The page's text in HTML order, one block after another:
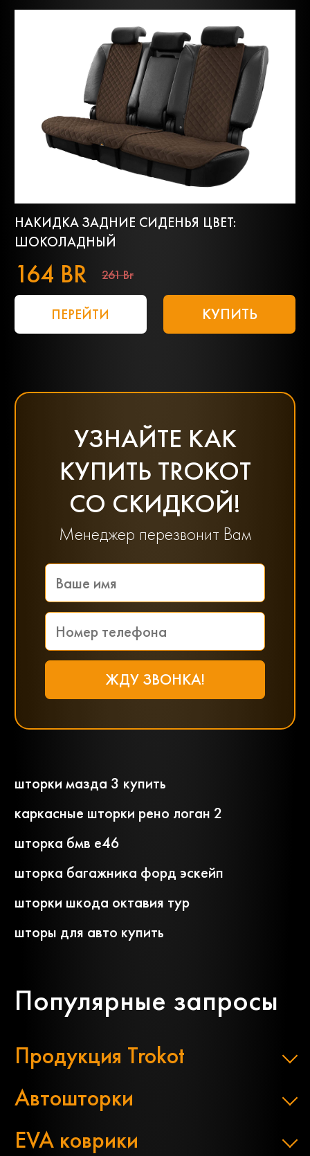
НАКИДКА ЗАДНИЕ СИДЕНЬЯ ЦВЕТ:
ШОКОЛАДНЫЙ
164 BR 261 Br
ПЕРЕЙТИ КУПИТЬ
Популярные запросы
Продукция Trokot
Автошторки
EVA коврики
УЗНАЙТЕ КАК
КУПИТЬ TROKOT
СО СКИДКОЙ!
Менеджер перезвонит Вам
шторки мазда 3 купить
каркасные шторки рено логан 2
шторка бмв е46
шторка багажника форд эскейп
шторки шкода октавия тур
шторы для авто купить